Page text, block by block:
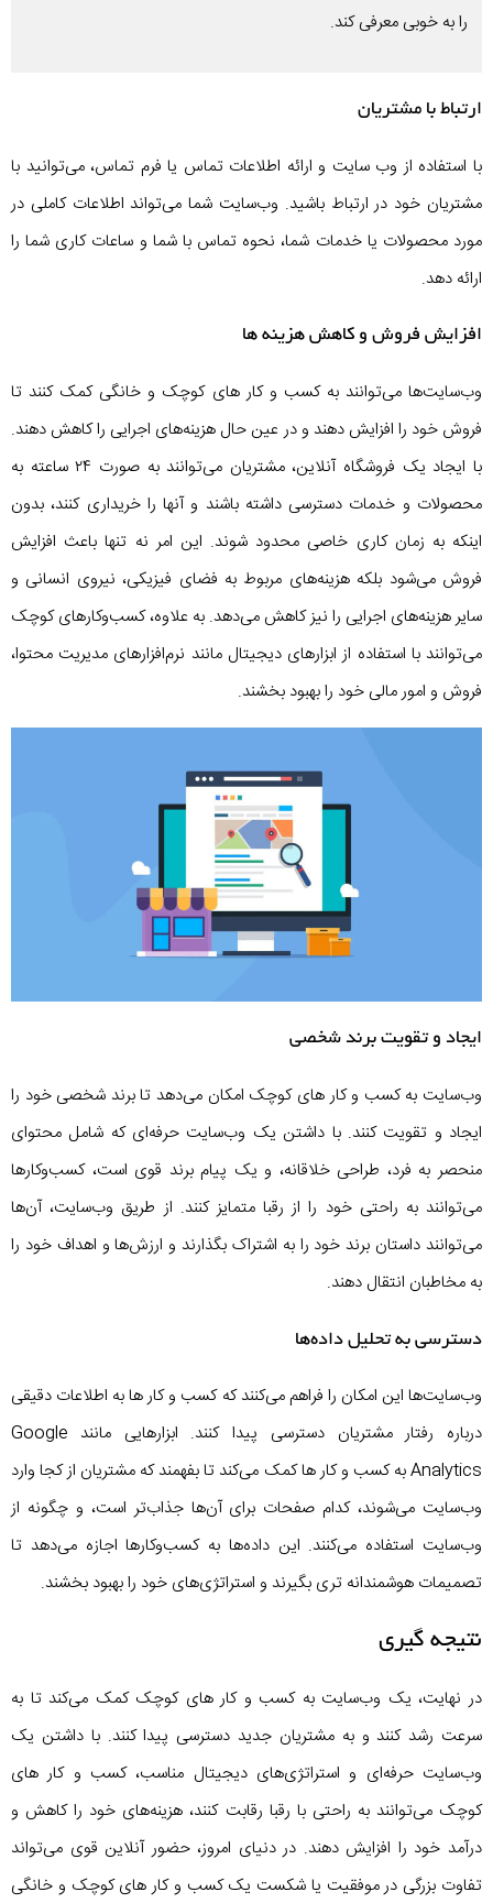
را به خوبی معرفی کند.
ارتباط با مشتریان
با استفاده از وب سایت و ارائه اطلاعات تماس یا فرم تماس، می‌توانید با
مشتریان خود در ارتباط باشید. وب‌سایت شما می‌تواند اطلاعات کاملی در
مورد محصولات یا خدمات شما، نحوه تماس با شما و ساعات کاری شما را
ارائه دهد.
افزایش فروش و کاهش هزینه‌ ها
وب‌سایت‌ها می‌توانند به کسب و کار های کوچک و خانگی کمک کنند تا
فروش خود را افزایش دهند و در عین حال هزینه‌های اجرایی را کاهش دهند.
با ایجاد یک فروشگاه آنلاین، مشتریان می‌توانند به صورت ۲۴ ساعته به
محصولات و خدمات دسترسی داشته باشند و آنها را خریداری کنند، بدون
اینکه به زمان کاری خاصی محدود شوند. این امر نه تنها باعث افزایش
فروش می‌شود بلکه هزینه‌های مربوط به فضای فیزیکی، نیروی انسانی و
سایر هزینه‌های اجرایی را نیز کاهش می‌دهد. به علاوه، کسب‌وکارهای کوچک
می‌توانند با استفاده از ابزارهای دیجیتال مانند نرم‌افزارهای مدیریت محتوا،
فروش و امور مالی خود را بهبود بخشند.
ایجاد و تقویت برند شخصی
وب‌سایت به کسب و کار های کوچک امکان می‌دهد تا برند شخصی خود را
ایجاد و تقویت کنند. با داشتن یک وب‌سایت حرفه‌ای که شامل محتوای
منحصر به فرد، طراحی خلاقانه، و یک پیام برند قوی است، کسب‌وکارها
می‌توانند به راحتی خود را از رقبا متمایز کنند. از طریق وب‌سایت، آن‌ها
می‌توانند داستان برند خود را به اشتراک بگذارند و ارزش‌ها و اهداف خود را
به مخاطبان انتقال دهند.
دسترسی به تحلیل داده‌ها
وب‌سایت‌ها این امکان را فراهم می‌کنند که کسب‌ و کار ها به اطلاعات دقیقی
درباره رفتار مشتریان دسترسی پیدا کنند. ابزارهایی مانند Google
Analytics به کسب‌ و کار ها کمک می‌کند تا بفهمند که مشتریان از کجا وارد
وب‌سایت می‌شوند، کدام صفحات برای آن‌ها جذاب‌تر است، و چگونه از
وب‌سایت استفاده می‌کنند. این داده‌ها به کسب‌وکارها اجازه می‌دهد تا
تصمیمات هوشمندانه‌ تری بگیرند و استراتژی‌های خود را بهبود بخشند.
نتیجه گیری
در نهایت، یک وب‌سایت به کسب‌ و کار های کوچک کمک می‌کند تا به
سرعت رشد کنند و به مشتریان جدید دسترسی پیدا کنند. با داشتن یک
وب‌سایت حرفه‌ای و استراتژی‌های دیجیتال مناسب، کسب‌ و کار های
کوچک می‌توانند به راحتی با رقبا رقابت کنند، هزینه‌های خود را کاهش و
درآمد خود را افزایش دهند. در دنیای امروز، حضور آنلاین قوی می‌تواند
تفاوت بزرگی در موفقیت یا شکست یک کسب و کار های کوچک و خانگی